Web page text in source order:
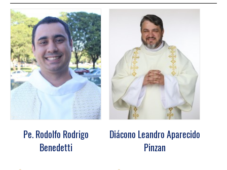
Pe. Rodolfo Rodrigo
Benedetti
Diácono Leandro Aparecido
Pinzan